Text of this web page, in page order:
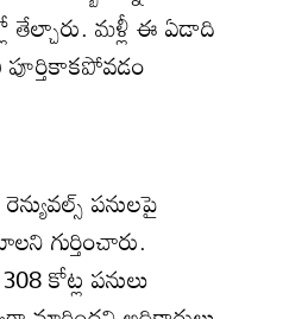
తేల్చారు. మళ్లీ ఈ ఏడాది
పనులపై
గుర్తించారు.
కోట్ల పనులు